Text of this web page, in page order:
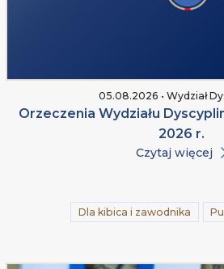
05.08.2026 • Wydział
Orzeczenia Wydziału
2026 r.
Czytaj więcej
Dla kibica i zawodnika